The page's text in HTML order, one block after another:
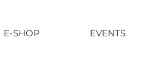
E-SHOP EVENTS